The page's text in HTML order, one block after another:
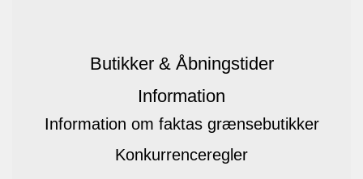
Butikker & Åbningstider
Information
Information om faktas grænsebutikker
Konkurrenceregler